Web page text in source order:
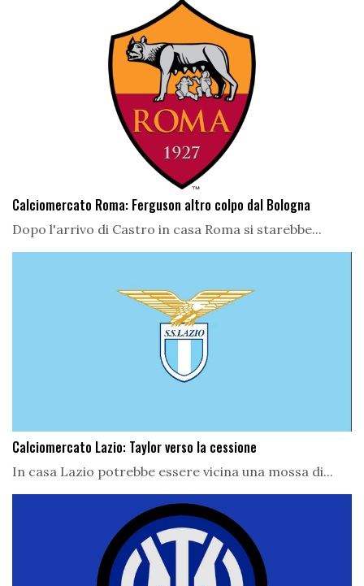
Calciomercato Roma: Ferguson altro colpo dal Bologna
Dopo l'arrivo di Castro in casa Roma si starebbe...
Calciomercato Lazio: Taylor verso la cessione
In casa Lazio potrebbe essere vicina una mossa di...